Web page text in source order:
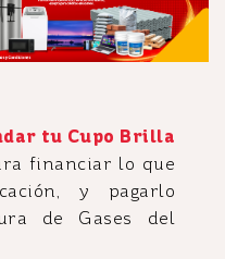
tu Cupo Brilla
financiar lo que
y pagarlo
de Gases del